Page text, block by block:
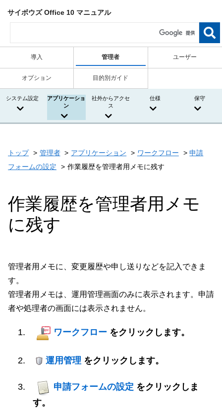
サイボウズ Office 10 マニュアル
導入 管理者 ユーザー
オプション 目的別ガイド
システム設定
アプリケーショ
ン
社外からアクセ
ス
仕様 保守
トップ 管理者 アプリケーション ワークフロー
申請
フォームの設定
作業履歴を管理者用メモに残す
作業履歴を管理者用メモ
に残す
管理者用メモに、変更履歴や申し送りなどを記入できま
す。
管理者用メモは、運用管理画面のみに表示されます。申請
者や処理者の画面には表示されません。
ワークフロー をクリックします。
運用管理 をクリックします。
申請フォームの設定 をクリックしま
す。